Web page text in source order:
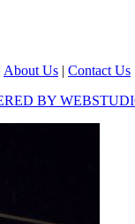
About Us | Contact Us
BY